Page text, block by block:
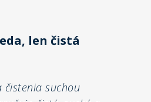
len čistá
čistenia suchou